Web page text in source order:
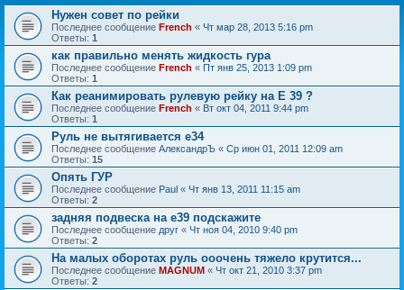
Нужен совет по рейки
Последнее сообщение French « Чт мар 28, 2013 5:16 pm
Ответы: 1
как правильно менять жидкость гура
Последнее сообщение French « Пт янв 25, 2013 1:09 pm
Ответы: 1
Как реанимировать рулевую рейку на Е 39 ?
Последнее сообщение French « Вт окт 04, 2011 9:44 pm
Ответы: 1
Руль не вытягивается е34
Последнее сообщение АлександрЪ « Ср июн 01, 2011 12:09 am
Ответы: 15
Опять ГУР
Последнее сообщение Paul « Чт янв 13, 2011 11:15 am
Ответы: 2
задняя подвеска на е39 подскажите
Последнее сообщение друг « Чт ноя 04, 2010 9:40 pm
Ответы: 2
На малых оборотах руль ооочень тяжело крутится...
Последнее сообщение MAGNUM « Чт окт 21, 2010 3:37 pm
Ответы: 2